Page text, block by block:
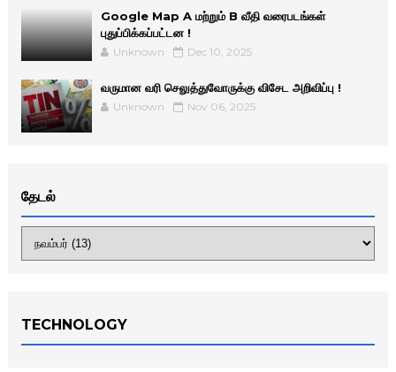
Google Map A மற்றும் B வீதி வரைபடங்கள்
புதுப்பிக்கப்பட்டன !
Unknown Dec 10, 2025
வருமான வரி செலுத்துவோருக்கு விசேட அறிவிப்பு !
Unknown Nov 06, 2025
தேடல்
TECHNOLOGY